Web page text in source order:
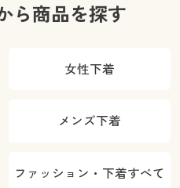
ら商品を探す
女性下着
メンズ下着
ファッション・下着すべて